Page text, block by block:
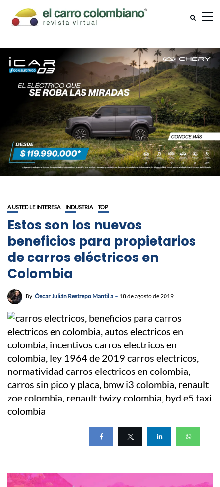
A USTED LE INTERESA INDUSTRIA TOP
Estos son los nuevos
beneficios para propietarios
de carros eléctricos en
Colombia
By Óscar Julián Restrepo Mantilla 18 de agosto de 2019